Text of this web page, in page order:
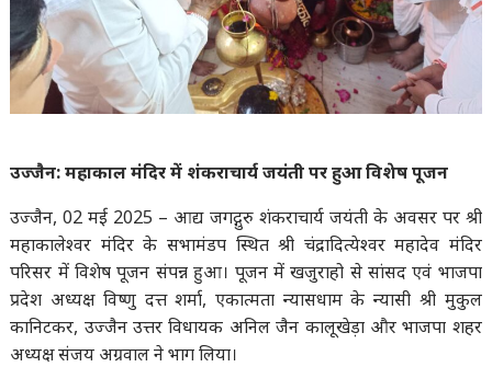
उज्जैन: महाकाल मंदिर में शंकराचार्य जयंती पर हुआ विशेष पूजन
उज्जैन, 02 मई 2025 – आद्य जगद्गुरु शंकराचार्य जयंती के अवसर पर श्री
महाकालेश्वर मंदिर के सभामंडप स्थित श्री चंद्रादित्येश्वर महादेव मंदिर
परिसर में विशेष पूजन संपन्न हुआ। पूजन में खजुराहो से सांसद एवं भाजपा
प्रदेश अध्यक्ष विष्णु दत्त शर्मा, एकात्मता न्यासधाम के न्यासी श्री मुकुल
कानिटकर, उज्जैन उत्तर विधायक अनिल जैन कालूखेड़ा और भाजपा शहर
अध्यक्ष संजय अग्रवाल ने भाग लिया।